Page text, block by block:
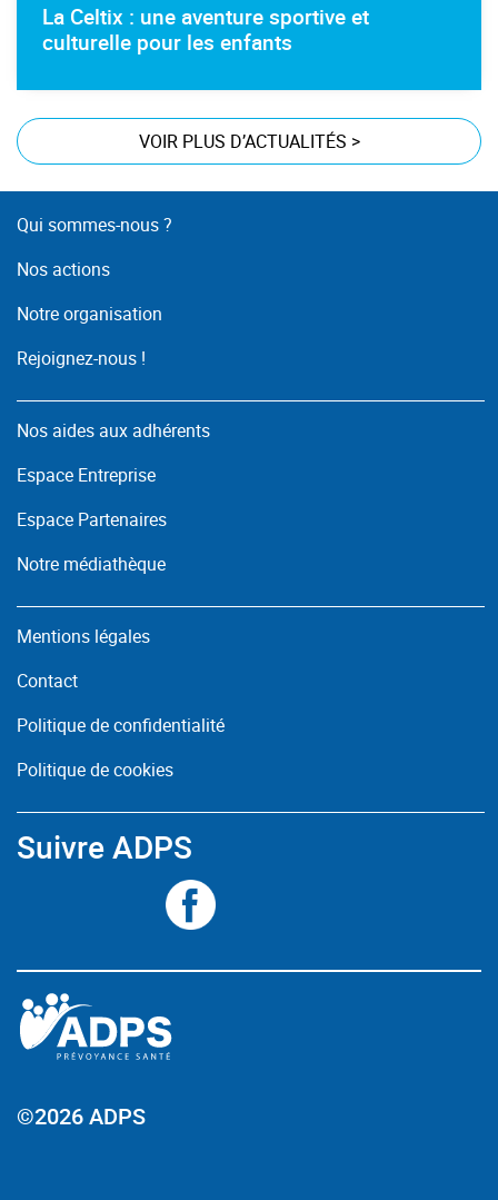
La Celtix : une aventure sportive et
culturelle pour les enfants
VOIR PLUS D’ACTUALITÉS >
Qui sommes-nous ?
Nos actions
Notre organisation
Rejoignez-nous !
Nos aides aux adhérents
Espace Entreprise
Espace Partenaires
Notre médiathèque
Mentions légales
Contact
Politique de confidentialité
Politique de cookies
Suivre ADPS
©2026 ADPS